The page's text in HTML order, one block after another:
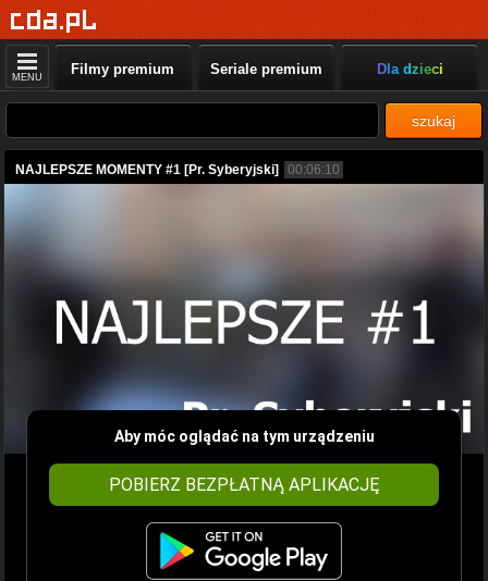
MENU Filmy premium Seriale premium Dla dzieci
szukaj
NAJLEPSZE MOMENTY #1 [Pr. Syberyjski] 00:06:10
Aby móc oglądać na tym urządzeniu
POBIERZ BEZPŁATNĄ APLIKACJĘ